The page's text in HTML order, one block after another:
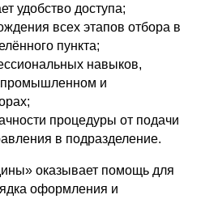
удобство доступа;
всех этапов отбора в
пункта;
навыков,
и
процедуры от подачи
в подразделение.
оказывает помощь для
оформления и